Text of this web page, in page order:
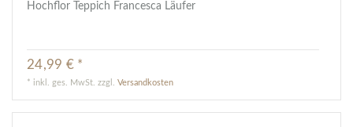
Hochflor Teppich Francesca Läufer
24,99 € *
* inkl. ges. MwSt. zzgl.Versandkosten